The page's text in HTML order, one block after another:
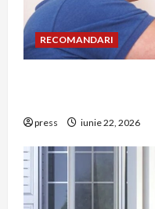
RECOMANDARI
press iunie 22, 2026